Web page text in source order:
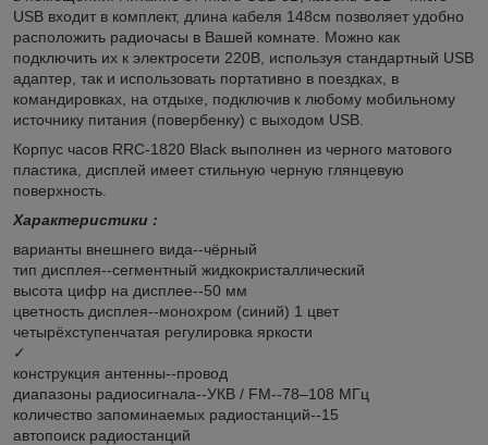
USB входит в комплект, длина кабеля 148см позволяет удобно
расположить радиочасы в Вашей комнате. Можно как
подключить их к электросети 220В, используя стандартный USB
адаптер, так и использовать портативно в поездках, в
командировках, на отдыхе, подключив к любому мобильному
источнику питания (повербенку) с выходом USB.
Корпус часов RRC-1820 Black выполнен из черного матового
пластика, дисплей имеет стильную черную глянцевую
поверхность.
Характеристики :
варианты внешнего вида--чёрный
тип дисплея--сегментный жидкокристаллический
высота цифр на дисплее--50 мм
цветность дисплея--монохром (синий) 1 цвет
четырёхступенчатая регулировка яркости
✓
конструкция антенны--провод
диапазоны радиосигнала--УКВ / FM--78–108 МГц
количество запоминаемых радиостанций--15
автопоиск радиостанций